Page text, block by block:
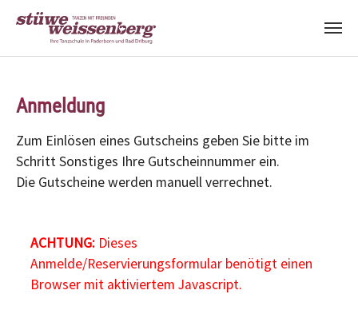
Anmeldung
Zum Einlösen eines Gutscheins geben Sie bitte im
Schritt Sonstiges Ihre Gutscheinnummer ein.
Die Gutscheine werden manuell verrechnet.
ACHTUNG:Dieses
Anmelde/Reservierungsformular benötigt einen
Browser mit aktiviertem Javascript.